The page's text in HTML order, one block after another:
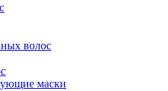
волос
маски